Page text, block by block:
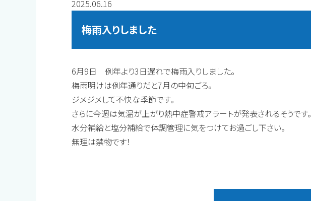
2025.06.16
梅雨入りしました
6月9日 例年より3日遅れで梅雨入りしました。
梅雨明けは例年通りだと7月の中旬ごろ。
ジメジメして不快な季節です。
さらに今週は気温が上がり熱中症警戒アラートが発表されるそうです。
水分補給と塩分補給で体調管理に気をつけてお過ごし下さい。
無理は禁物です！